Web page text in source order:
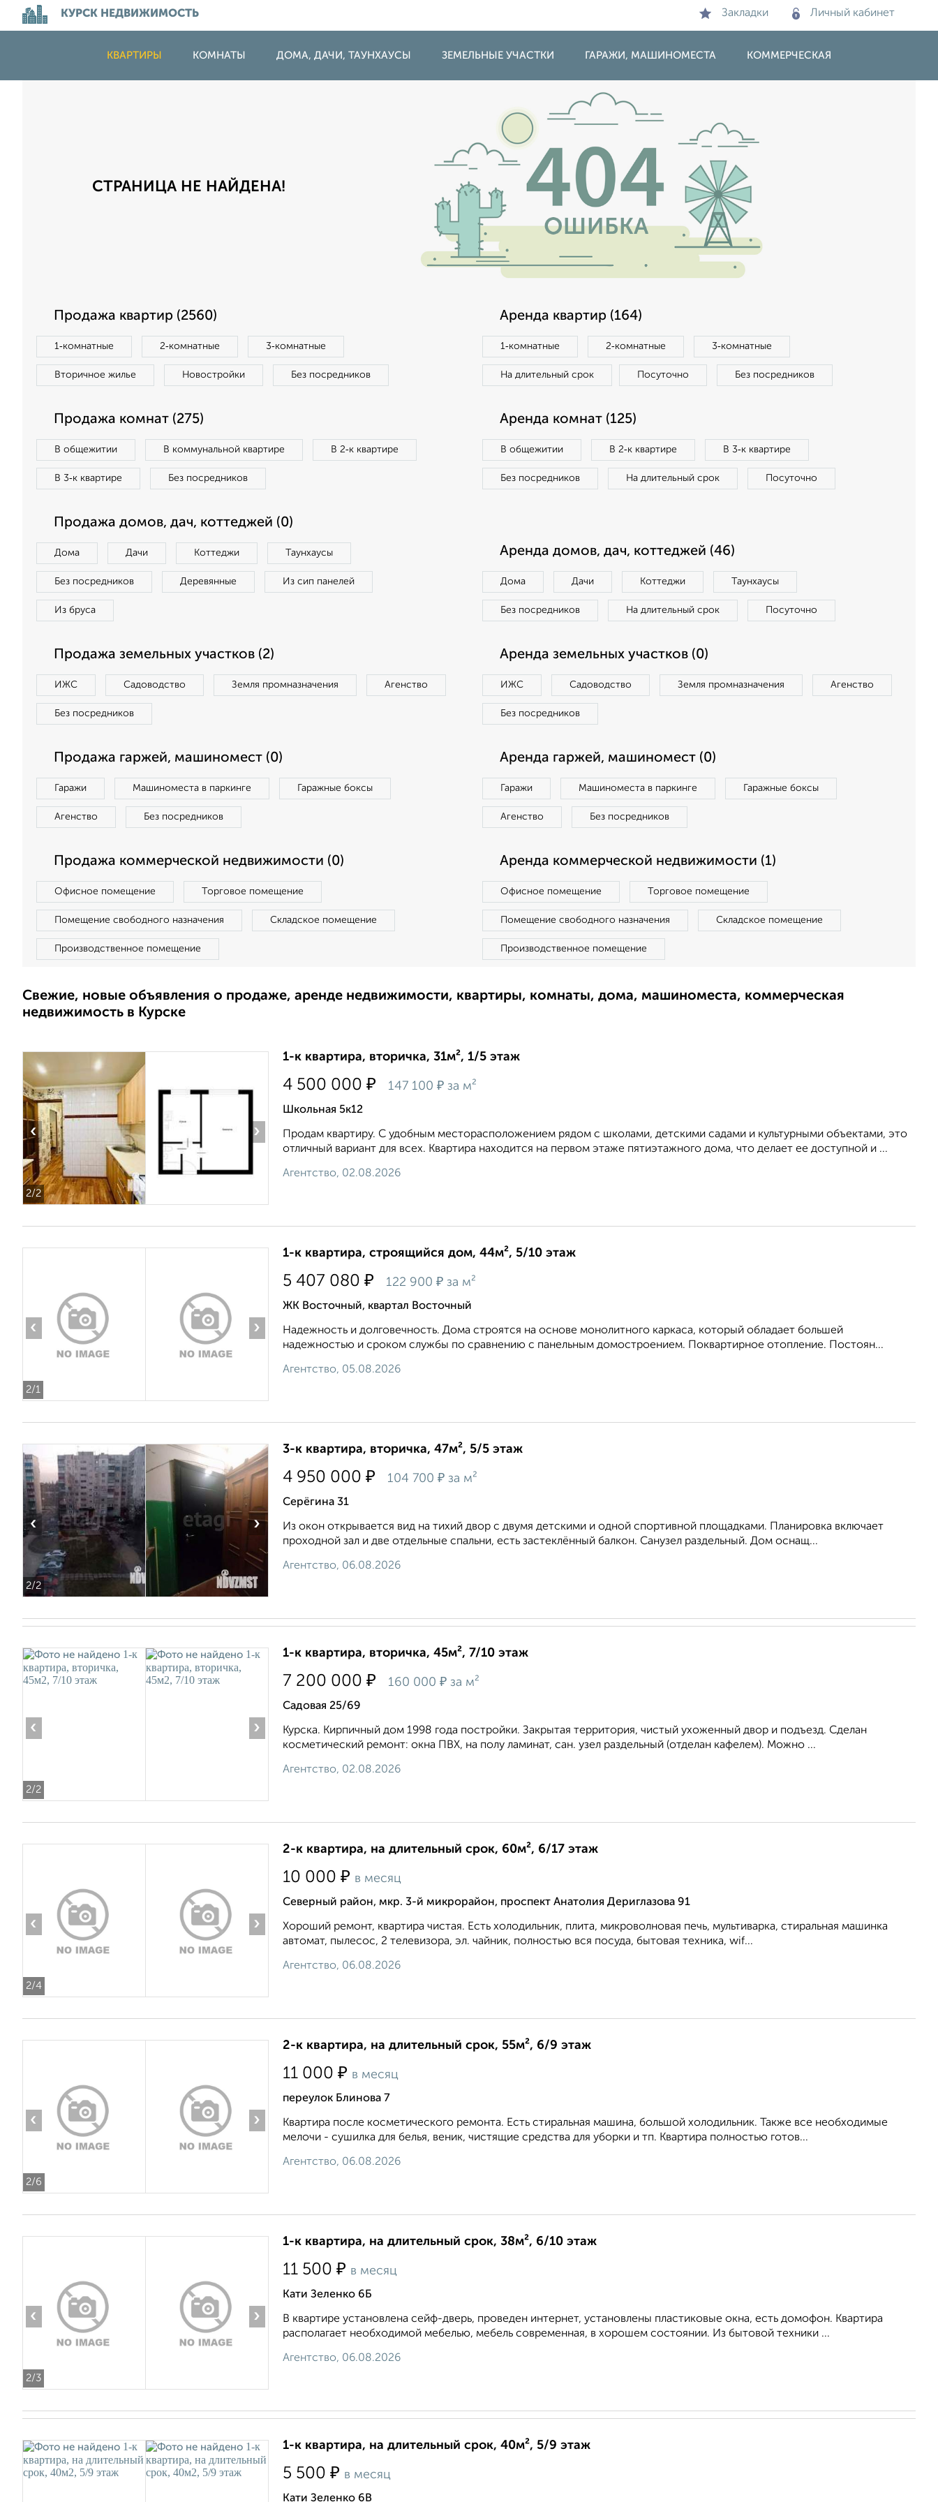
КУРСК НЕДВИЖИМОСТЬ Закладки Личный кабинет
КВАРТИРЫ КОМНАТЫ ДОМА, ДАЧИ, ТАУНХАУСЫ ЗЕМЕЛЬНЫЕ УЧАСТКИ ГАРАЖИ, МАШИНОМЕСТА КОММЕРЧЕСКАЯ
СТРАНИЦА НЕ НАЙДЕНА!
Продажа квартир (2560)
1‑комнатные 2‑комнатные 3‑комнатные
Вторичное жилье Новостройки Без посредников
Аренда квартир (164)
1‑комнатные 2‑комнатные 3‑комнатные
На длительный срок Посуточно Без посредников
Продажа комнат (275)
В общежитии В коммунальной квартире В 2‑к квартире
В 3‑к квартире Без посредников
Аренда комнат (125)
В общежитии В 2‑к квартире В 3‑к квартире
Без посредников На длительный срок Посуточно
Продажа домов, дач, коттеджей (0)
Дома Дачи Коттеджи Таунхаусы
Без посредников Деревянные Из сип панелей
Из бруса
Аренда домов, дач, коттеджей (46)
Дома Дачи Коттеджи Таунхаусы
Без посредников На длительный срок Посуточно
Продажа земельных участков (2)
ИЖС Садоводство Земля промназначения Агенство
Без посредников
Аренда земельных участков (0)
ИЖС Садоводство Земля промназначения Агенство
Без посредников
Продажа гаржей, машиномест (0)
Гаражи Машиноместа в паркинге Гаражные боксы
Агенство Без посредников
Аренда гаржей, машиномест (0)
Гаражи Машиноместа в паркинге Гаражные боксы
Агенство Без посредников
Продажа коммерческой недвижимости (0)
Офисное помещение Торговое помещение
Помещение свободного назначения Складское помещение
Производственное помещение
Аренда коммерческой недвижимости (1)
Офисное помещение Торговое помещение
Помещение свободного назначения Складское помещение
Производственное помещение
Свежие, новые объявления о продаже, аренде недвижимости, квартиры, комнаты, дома, машиноместа, коммерческая
недвижимость в Курске
2/2
‹ ›
1-к квартира, вторичка, 31м², 1/5 этаж
4 500 000 ₽ 147 100 ₽ за м²
Школьная 5к12
Продам квартиру. С удобным месторасположением рядом с школами, детскими садами и культурными объектами, это
отличный вариант для всех. Квартира находится на первом этаже пятиэтажного дома, что делает ее доступной и ...
Агентство, 02.08.2026
2/1
‹ ›
1-к квартира, строящийся дом, 44м², 5/10 этаж
5 407 080 ₽ 122 900 ₽ за м²
ЖК Восточный, квартал Восточный
Надежность и долговечность. Дома строятся на основе монолитного каркаса, который обладает большей
надежностью и сроком службы по сравнению с панельным домостроением. Поквартирное отопление. Постоян...
Агентство, 05.08.2026
2/2
‹ ›
3-к квартира, вторичка, 47м², 5/5 этаж
4 950 000 ₽ 104 700 ₽ за м²
Серёгина 31
Из окон открывается вид на тихий двор с двумя детскими и одной спортивной площадками. Планировка включает
проходной зал и две отдельные спальни, есть застеклённый балкон. Санузел раздельный. Дом оснащ...
Агентство, 06.08.2026
2/2
‹ ›
1-к квартира, вторичка, 45м², 7/10 этаж
7 200 000 ₽ 160 000 ₽ за м²
Садовая 25/69
Курска. Кирпичный дом 1998 года постройки. Закрытая территория, чистый ухоженный двор и подъезд. Сделан
косметический ремонт: окна ПВХ, на полу ламинат, сан. узел раздельный (отделан кафелем). Можно ...
Агентство, 02.08.2026
2/4
‹ ›
2-к квартира, на длительный срок, 60м², 6/17 этаж
10 000 ₽ в месяц
Северный район, мкр. 3-й микрорайон, проспект Анатолия Дериглазова 91
Хороший ремонт, квартира чистая. Есть холодильник, плита, микроволновая печь, мультиварка, стиральная машинка
автомат, пылесос, 2 телевизора, эл. чайник, полностью вся посуда, бытовая техника, wif...
Агентство, 06.08.2026
2/6
‹ ›
2-к квартира, на длительный срок, 55м², 6/9 этаж
11 000 ₽ в месяц
переулок Блинова 7
Квартира после косметического ремонта. Есть стиральная машина, большой холодильник. Также все необходимые
мелочи - сушилка для белья, веник, чистящие средства для уборки и тп. Квартира полностью готов...
Агентство, 06.08.2026
2/3
‹ ›
1-к квартира, на длительный срок, 38м², 6/10 этаж
11 500 ₽ в месяц
Кати Зеленко 6Б
В квартире установлена сейф-дверь, проведен интернет, установлены пластиковые окна, есть домофон. Квартира
располагает необходимой мебелью, мебель современная, в хорошем состоянии. Из бытовой техники ...
Агентство, 06.08.2026
1-к квартира, на длительный срок, 40м², 5/9 этаж
5 500 ₽ в месяц
Кати Зеленко 6В